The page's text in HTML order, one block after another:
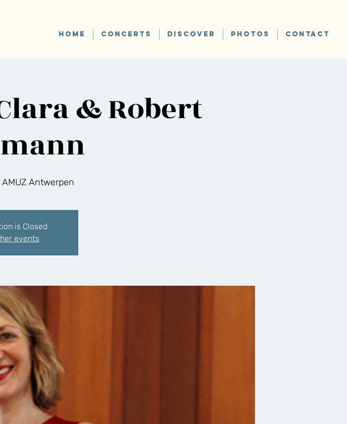
HOME CONCERTS DISCOVER PHOTOS CONTACT
& Robert
AMUZ Antwerpen
is Closed
events